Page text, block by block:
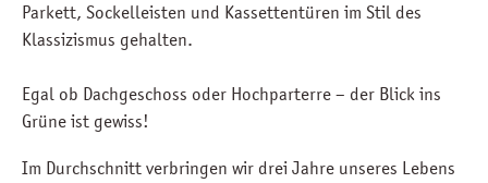
Parkett, Sockelleisten und Kassettentüren im Stil des
Klassizismus gehalten.
Egal ob Dachgeschoss oder Hochparterre – der Blick ins
Grüne ist gewiss!
Im Durchschnitt verbringen wir drei Jahre unseres Lebens